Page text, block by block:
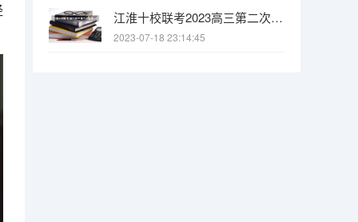
江淮十校联考2023高三第二次联考答案及试卷全科汇总 2023云师大附中高三月考（六）各科答案及试卷汇总
2023-07-18 23:14:45